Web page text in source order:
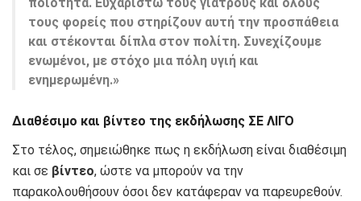
τους φορείς που στηρίζουν αυτή την προσπάθεια
και στέκονται δίπλα στον πολίτη. Συνεχίζουμε
ενωμένοι, με στόχο μια πόλη υγιή και
ενημερωμένη.»
Διαθέσιμο και βίντεο της εκδήλωσης ΣΕ ΛΙΓΟ
Στο τέλος, σημειώθηκε πως η εκδήλωση είναι διαθέσιμη
και σε βίντεο, ώστε να μπορούν να την
παρακολουθήσουν όσοι δεν κατάφεραν να παρευρεθούν.